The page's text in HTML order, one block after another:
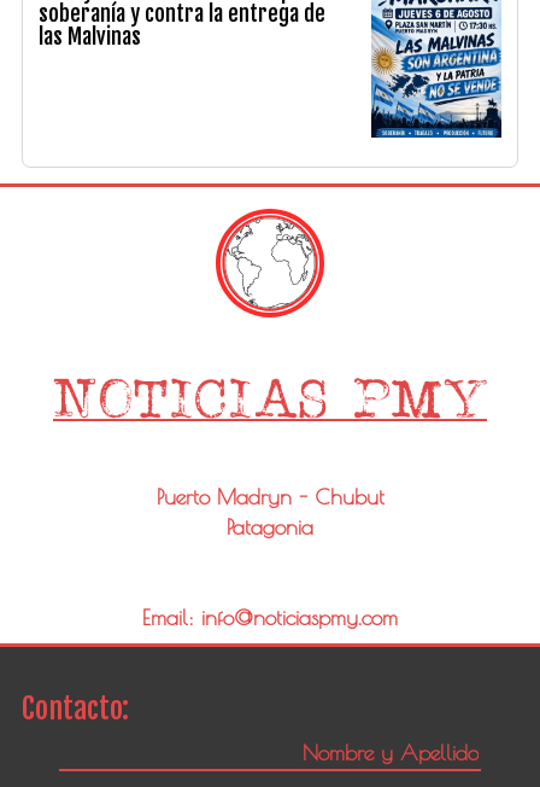
soberanía y contra la entrega de
las Malvinas
Puerto Madryn - Chubut
Patagonia
Email: info@noticiaspmy.com
Contacto: